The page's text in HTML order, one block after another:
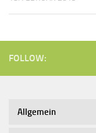
FOLLOW:
Allgemein